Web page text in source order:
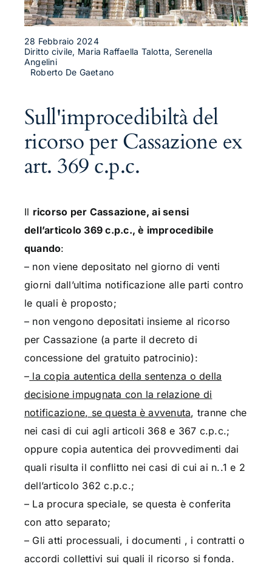
28 Febbraio 2024
Diritto civile, Maria Raffaella Talotta, Serenella
Angelini
Roberto De Gaetano
Sull'improcedibiltà del
ricorso per Cassazione ex
art. 369 c.p.c.
Il ricorso per Cassazione, ai sensi
dell’articolo 369 c.p.c., è improcedibile
quando:
– non viene depositato nel giorno di venti
giorni dall’ultima notificazione alle parti contro
le quali è proposto;
– non vengono depositati insieme al ricorso
per Cassazione (a parte il decreto di
concessione del gratuito patrocinio):
– la copia autentica della sentenza o della
decisione impugnata con la relazione di
notificazione, se questa è avvenuta, tranne che
nei casi di cui agli articoli 368 e 367 c.p.c.;
oppure copia autentica dei provvedimenti dai
quali risulta il conflitto nei casi di cui ai n..1 e 2
dell’articolo 362 c.p.c.;
– La procura speciale, se questa è conferita
con atto separato;
– Gli atti processuali, i documenti , i contratti o
accordi collettivi sui quali il ricorso si fonda.